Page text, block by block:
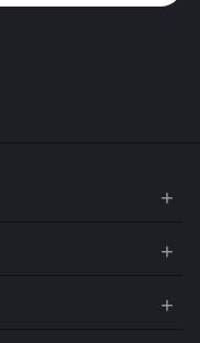
+
+
+